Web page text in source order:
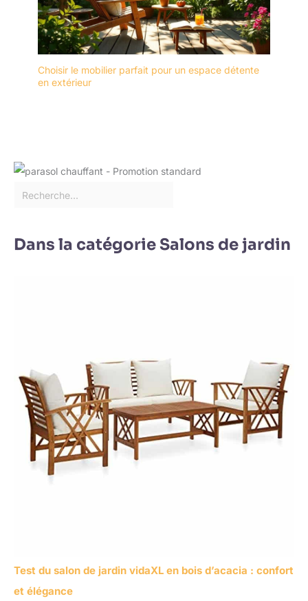
extérieure, créant un
espace accueillant et
stylé pour vous et vos
invités.
Choisir le mobilier parfait pour un espace détente
en extérieur
Dans la catégorie Salons de jardin
Test du salon de jardin vidaXL en bois d’acacia : confort
et élégance